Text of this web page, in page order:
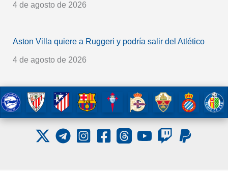
4 de agosto de 2026
Aston Villa quiere a Ruggeri y podría salir del Atlético
4 de agosto de 2026